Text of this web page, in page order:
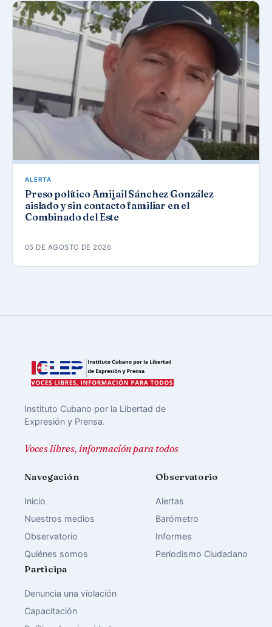
ALERTA
Preso político Amijail Sánchez González
aislado y sin contacto familiar en el
Combinado del Este
05 DE AGOSTO DE 2026
Instituto Cubano por la Libertad de
Expresión y Prensa.
Voces libres, información para todos
Navegación
Inicio
Nuestros medios
Observatorio
Quiénes somos
Observatorio
Alertas
Barómetro
Informes
Periodismo Ciudadano
Participa
Denuncia una violación
Capacitación